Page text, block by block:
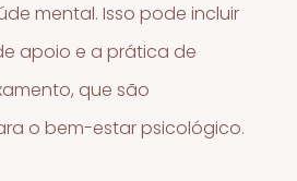
mental. Isso pode incluir
apoio e a prática de
que são
o bem-estar psicológico.